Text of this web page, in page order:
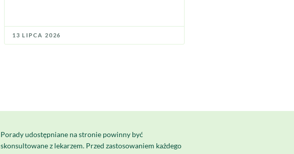
13 LIPCA 2026
Porady udostępniane na stronie powinny być
skonsultowane z lekarzem. Przed zastosowaniem każdego